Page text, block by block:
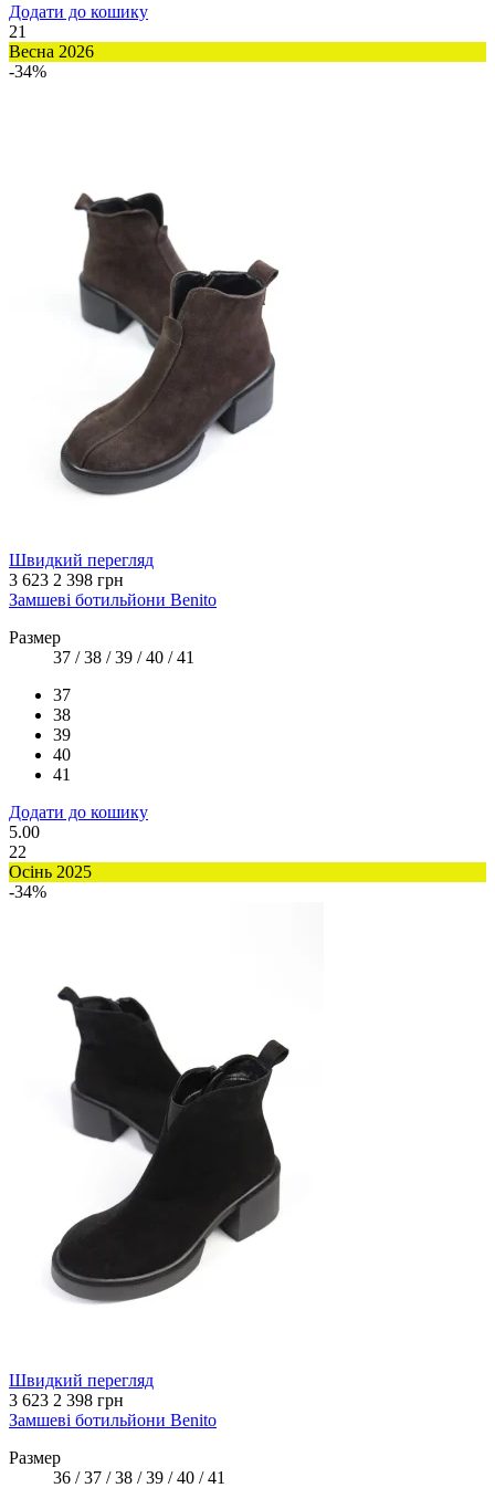
Додати до кошику
21
Весна 2026
-34%
Швидкий перегляд
3 623 2 398 грн
Замшеві ботильйони Benito
Размер
37 / 38 / 39 / 40 / 41
37
38
39
40
41
Додати до кошику
5.00
22
Осінь 2025
-34%
Швидкий перегляд
3 623 2 398 грн
Замшеві ботильйони Benito
Размер
36 / 37 / 38 / 39 / 40 / 41